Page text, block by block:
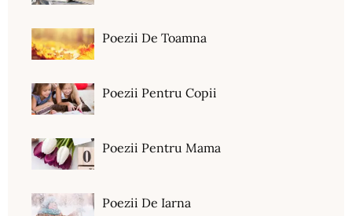
Poezii De Toamna
Poezii Pentru Copii
Poezii Pentru Mama
Poezii De Iarna